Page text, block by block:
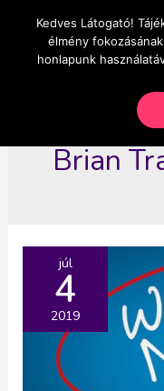
content
OnlineSeedsMan
Üzlet és szabadság
Brian
júl
4
2019
Kedves Látogató!
élmény
honlapunk